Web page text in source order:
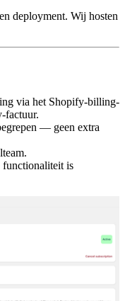
deployment. Wij hosten
via het Shopify-billing-
factuur.
— geen extra
is